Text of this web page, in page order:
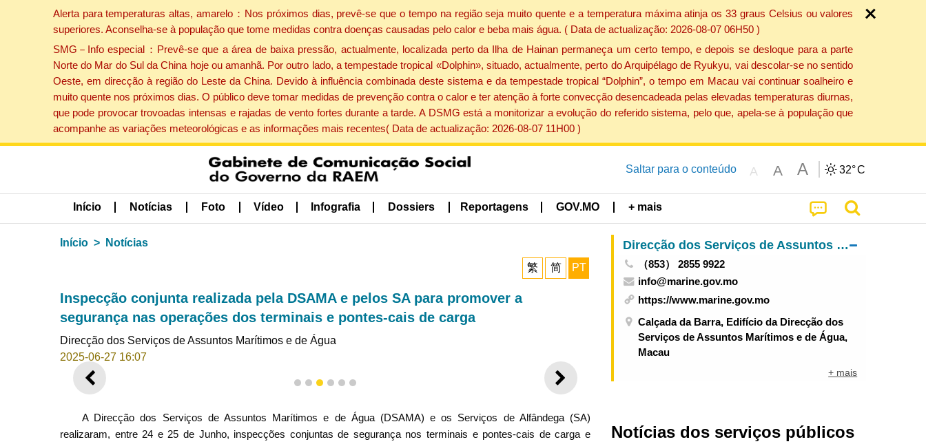
Alerta para temperaturas altas, amarelo：Nos próximos dias, prevê-se que o tempo na região seja muito quente e a temperatura máxima atinja os 33 graus Celsius ou valores
superiores. Aconselha-se à população que tome medidas contra doenças causadas pelo calor e beba mais água. ( Data de actualização: 2026-08-07 06H50 )
SMG－Info especial：Prevê-se que a área de baixa pressão, actualmente, localizada perto da Ilha de Hainan permaneça um certo tempo, e depois se desloque para a parte
Norte do Mar do Sul da China hoje ou amanhã. Por outro lado, a tempestade tropical «Dolphin», situado, actualmente, perto do Arquipélago de Ryukyu, vai descolar-se no sentido
Oeste, em direcção à região do Leste da China. Devido à influência combinada deste sistema e da tempestade tropical “Dolphin”, o tempo em Macau vai continuar soalheiro e
muito quente nos próximos dias. O público deve tomar medidas de prevenção contra o calor e ter atenção à forte convecção desencadeada pelas elevadas temperaturas diurnas,
que pode provocar trovoadas intensas e rajadas de vento fortes durante a tarde. A DSMG está a monitorizar a evolução do referido sistema, pelo que, apela-se à população que
acompanhe as variações meteorológicas e as informações mais recentes( Data de actualização: 2026-08-07 11H00 )
Saltar para o conteúdo A A A 32°C
Início Notícias Foto Vídeo Infografia Dossiers Reportagens GOV.MO + mais
Início Notícias
繁 简 PT
Inspecção conjunta realizada pela DSAMA e pelos SA para promover a
segurança nas operações dos terminais e pontes-cais de carga
Direcção dos Serviços de Assuntos Marítimos e de Água
2025-06-27 16:07
ANTERIOR SEGUINTE
1 2 3 4 5 6
A Direcção dos Serviços de Assuntos Marítimos e de Água (DSAMA) e os Serviços de Alfândega (SA)
realizaram, entre 24 e 25 de Junho, inspecções conjuntas de segurança nos terminais e pontes-cais de carga e
Direcção dos Serviços de Assuntos Marítimos e de Água
（853） 2855 9922
info@marine.gov.mo
https://www.marine.gov.mo
Calçada da Barra, Edifício da Direcção dos
Serviços de Assuntos Marítimos e de Água,
Macau
+ mais
Notícias dos serviços públicos